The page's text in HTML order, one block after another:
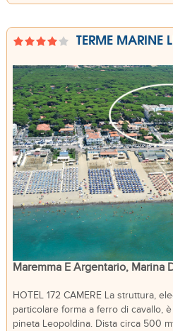
TERME MARINE
Maremma E Argentario, Marina
HOTEL 172 CAMERE La struttura,
particolare forma a ferro di cavallo,
pineta Leopoldina. Dista circa 500